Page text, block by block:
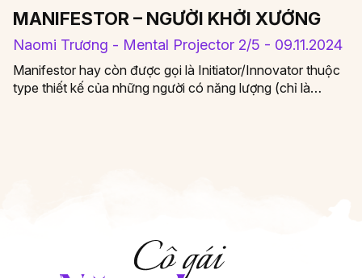
MANIFESTOR – NGƯỜI KHỞI XƯỚNG
Naomi Trương - Mental Projector 2/5 - 09.11.2024
Manifestor hay còn được gọi là Initiator/Innovator thuộc
type thiết kế của những người có năng lượng (chỉ là